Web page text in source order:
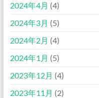
2024年4月 (4)
2024年3月 (5)
2024年2月 (4)
2024年1月 (5)
2023年12月 (4)
2023年11月 (2)